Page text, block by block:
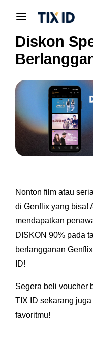
Diskon
Nonton film atau
di Genflix yang bisa!
mendapatkan
DISKON 90% pada
berlangganan
ID!
Segera beli voucher
TIX ID sekarang
favoritmu!